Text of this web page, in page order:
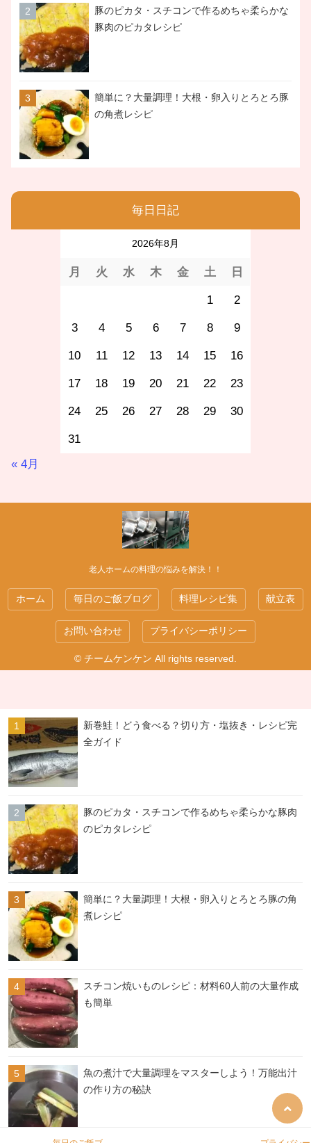
豚のピカタ・スチコンで作るめちゃ柔らかな
豚肉のピカタレシピ
簡単に？大量調理！大根・卵入りとろとろ豚
の角煮レシピ
毎日日記
2026年8月
月 火 水 木 金 土 日
1 2
3 4 5 6 7 8 9
10 11 12 13 14 15 16
17 18 19 20 21 22 23
24 25 26 27 28 29 30
31
« 4月
老人ホームの料理の悩みを解決！！
ホーム 毎日のご飯ブログ 料理レシピ集 献立表
お問い合わせ プライバシーポリシー
© チームケンケン All rights reserved.
新巻鮭！どう食べる？切り方・塩抜き・レシピ完
全ガイド
豚のピカタ・スチコンで作るめちゃ柔らかな豚肉
のピカタレシピ
簡単に？大量調理！大根・卵入りとろとろ豚の角
煮レシピ
スチコン焼いものレシピ：材料60人前の大量作成
も簡単
魚の煮汁で大量調理をマスターしよう！万能出汁
の作り方の秘訣